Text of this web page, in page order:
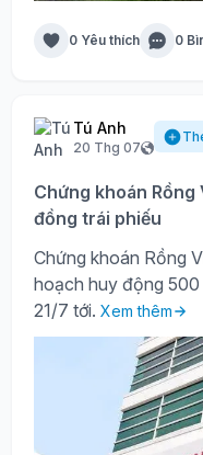
0 Yêu thích 0
Tú Anh
20 Thg 07
Chứng khoán
đồng trái phiếu
Chứng khoán Rồng
hoạch huy động
21/7 tới. Xem thêm